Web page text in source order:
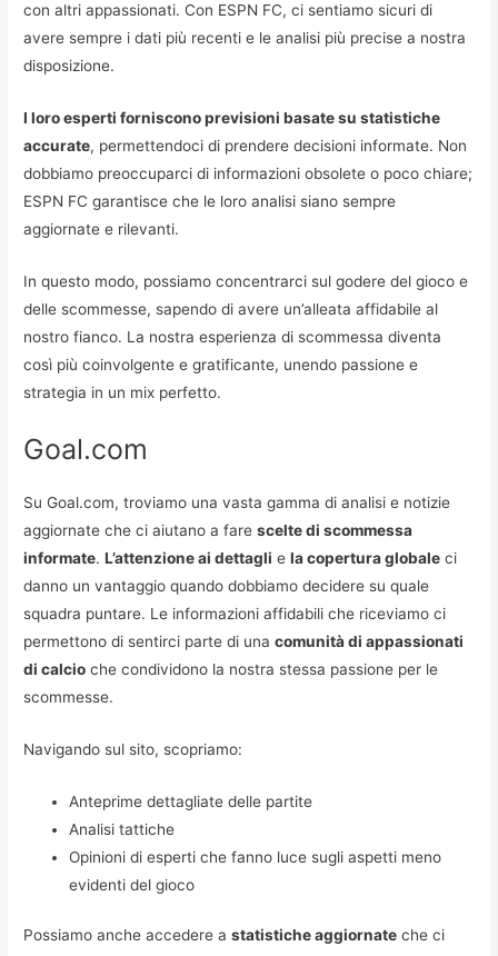
con altri appassionati. Con ESPN FC, ci sentiamo sicuri di
avere sempre i dati più recenti e le analisi più precise a nostra
disposizione.
I loro esperti forniscono previsioni basate su statistiche
accurate, permettendoci di prendere decisioni informate. Non
dobbiamo preoccuparci di informazioni obsolete o poco chiare;
ESPN FC garantisce che le loro analisi siano sempre
aggiornate e rilevanti.
In questo modo, possiamo concentrarci sul godere del gioco e
delle scommesse, sapendo di avere un’alleata affidabile al
nostro fianco. La nostra esperienza di scommessa diventa
così più coinvolgente e gratificante, unendo passione e
strategia in un mix perfetto.
Goal.com
Su Goal.com, troviamo una vasta gamma di analisi e notizie
aggiornate che ci aiutano a farescelte di scommessa
informate.L’attenzione ai dettagli ela copertura globale ci
danno un vantaggio quando dobbiamo decidere su quale
squadra puntare. Le informazioni affidabili che riceviamo ci
permettono di sentirci parte di unacomunità di appassionati
di calcio che condividono la nostra stessa passione per le
scommesse.
Navigando sul sito, scopriamo:
Anteprime dettagliate delle partite
Analisi tattiche
Opinioni di esperti che fanno luce sugli aspetti meno
evidenti del gioco
Possiamo anche accedere astatistiche aggiornate che ci